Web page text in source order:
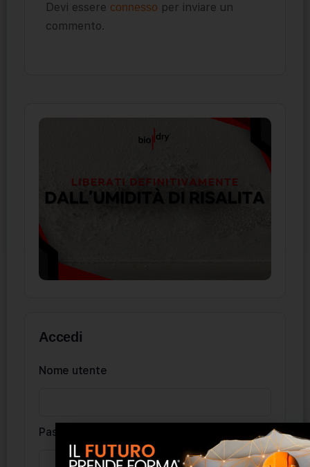
Devi essere connesso per inviare un
commento.
Accedi
Nome utente
Password